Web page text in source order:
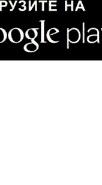
является